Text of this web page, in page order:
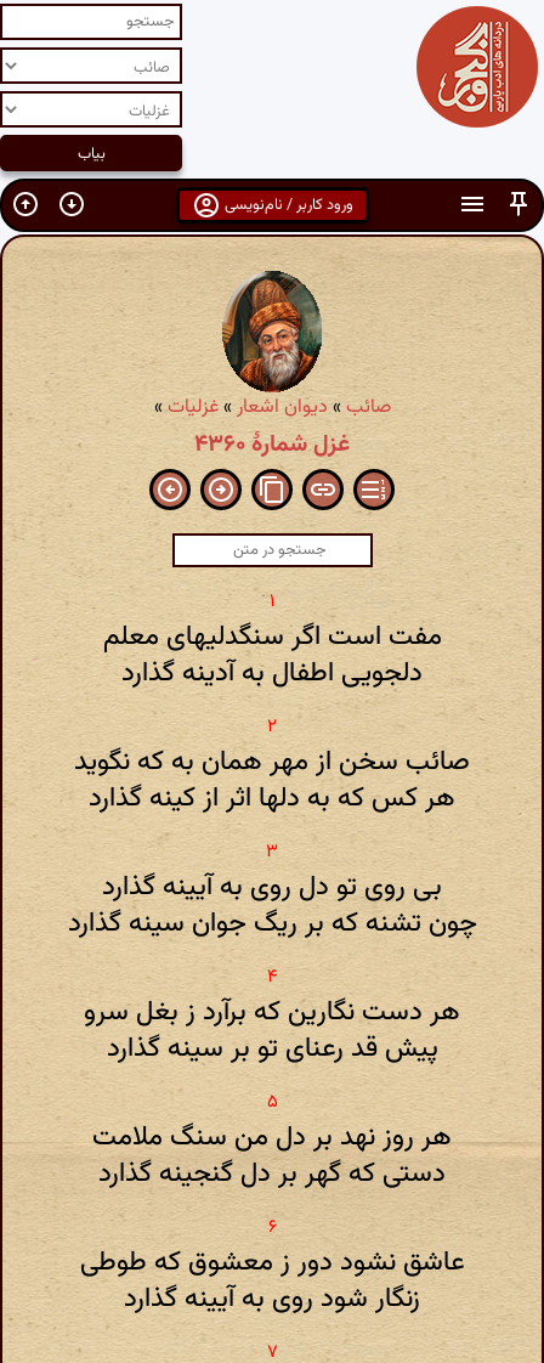
ورود کاربر / نام‌نویسی
صائب »دیوان اشعار»غزلیات»
غزل شمارهٔ ۴۳۶۰
مفت است اگر سنگدلیهای معلم
دلجویی اطفال به آدینه گذارد
صائب سخن از مهر همان به که نگوید
هر کس که به دلها اثر از کینه گذارد
بی روی تو دل روی به آیینه گذارد
چون تشنه که بر ریگ جوان سینه گذارد
هر دست نگارین که برآرد ز بغل سرو
پیش قد رعنای تو بر سینه گذارد
هر روز نهد بر دل من سنگ ملامت
دستی که گهر بر دل گنجینه گذارد
عاشق نشود دور ز معشوق که طوطی
زنگار شود روی به آیینه گذارد